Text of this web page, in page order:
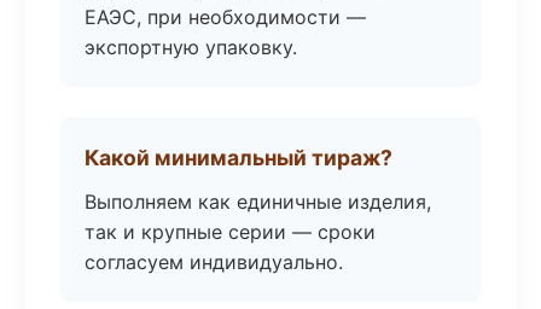
ЕАЭС, при необходимости —
экспортную упаковку.
Какой минимальный тираж?
Выполняем как единичные изделия,
так и крупные серии — сроки
согласуем индивидуально.